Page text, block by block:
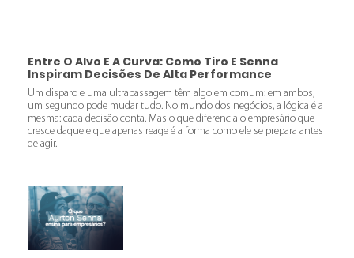
Entre O Alvo E A Curva: Como Tiro E Senna
Inspiram Decisões De Alta Performance
Um disparo e uma ultrapassagem têm algo em comum: em ambos,
um segundo pode mudar tudo. No mundo dos negócios, a lógica é a
mesma: cada decisão conta. Mas o que diferencia o empresário que
cresce daquele que apenas reage é a forma como ele se prepara antes
de agir.